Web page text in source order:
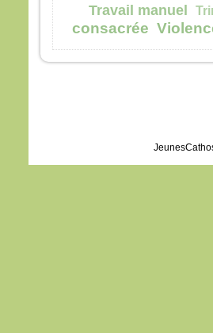
Travail manuel
consacrée